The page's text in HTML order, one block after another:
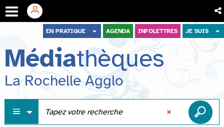
menu
contenu
recherche
EN PRATIQUE AGENDA INFOLETTRES JE SUIS
Médiathèques
La Rochelle Agglo